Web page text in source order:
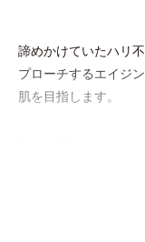
諦めかけていたハリ
プローチするエイジ
肌を目指します。
つれハリ不足、うる